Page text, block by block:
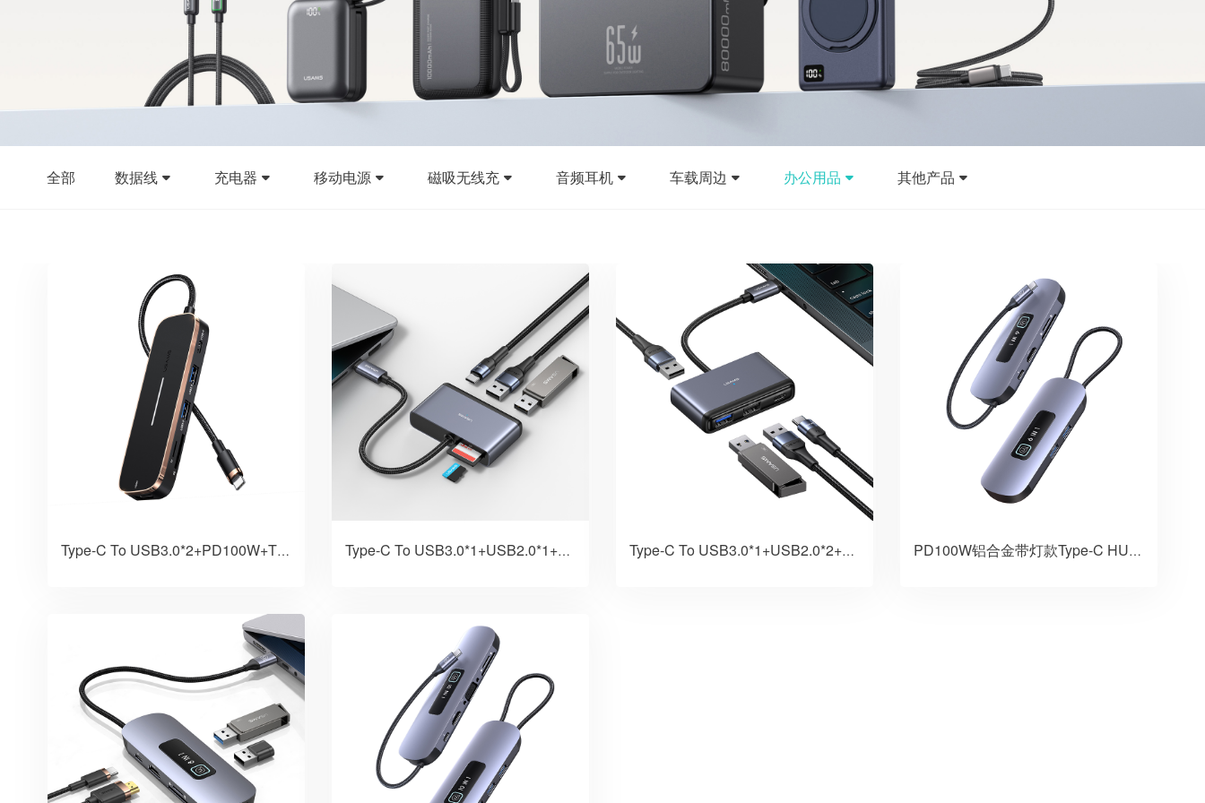
全部 数据线 充电器 移动电源 磁吸无线充 音频耳机 车载周边 办公用品 其他产品
Type-C To USB3.0*2+PD100W+TF+SD+HDMI六合一拓展坞 Type-C To USB3.0*1+USB2.0*1+PD60W+TF+SD 五合一HUB Type-C To USB3.0*1+USB2.0*2+PD60W 四合一HUB PD100W铝合金带灯款Type-C HUB六合一多功能拓展坞